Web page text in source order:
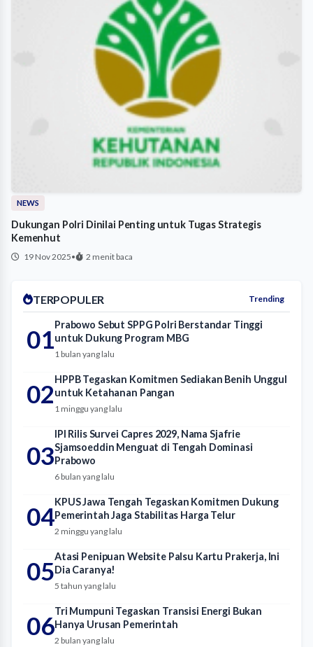
NEWS
Dukungan Polri Dinilai Penting untuk Tugas Strategis
Kemenhut
19 Nov 2025• 2 menit baca
TERPOPULER Trending
01Prabowo Sebut SPPG Polri Berstandar Tinggi
untuk Dukung Program MBG
1 bulan yang lalu
02HPPB Tegaskan Komitmen Sediakan Benih Unggul
untuk Ketahanan Pangan
1 minggu yang lalu
03
IPI Rilis Survei Capres 2029, Nama Sjafrie
Sjamsoeddin Menguat di Tengah Dominasi
Prabowo
6 bulan yang lalu
04KPUS Jawa Tengah Tegaskan Komitmen Dukung
Pemerintah Jaga Stabilitas Harga Telur
2 minggu yang lalu
05Atasi Penipuan Website Palsu Kartu Prakerja, Ini
Dia Caranya!
5 tahun yang lalu
06Tri Mumpuni Tegaskan Transisi Energi Bukan
Hanya Urusan Pemerintah
2 bulan yang lalu